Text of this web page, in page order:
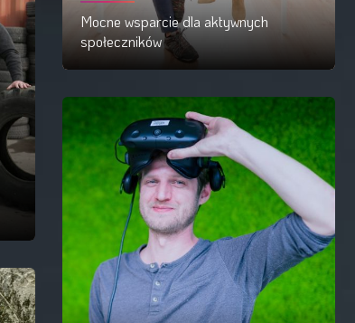
Mocne wsparcie dla aktywnych
społeczników
Czytaj więcej